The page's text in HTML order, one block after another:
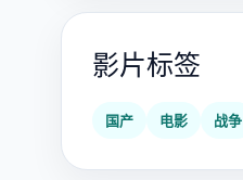
影片标签
国产 电影 战争